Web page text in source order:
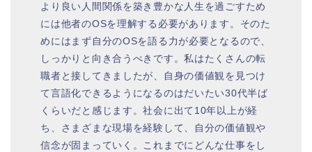
より良い人間関係を築き豊かな人生を過ごすため
には他者のOSを理解する必要があります。そのた
めにはまず自分のOSを語る力が必要となるので、
しっかりと向き合うべきです。私はたくさんの転
職者と接してきましたが、自身の価値観を見つけ
て言語化できるようになるのはだいたい30代半ば
くらいだと感じます。社会に出て10年以上が経
ち、さまざまな現場を経験して、自分の価値観や
信念が固まっていく。これまでにどんな仕事をし